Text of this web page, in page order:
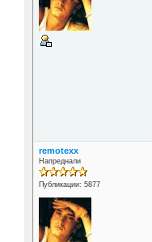
remotexx
Напреднали
Публикации: 5877